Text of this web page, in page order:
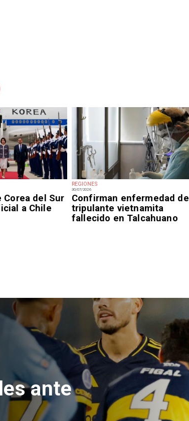
Corea del Sur
a Chile
REGIONES
30/07/2026
Confirman enfermedad de
tripulante vietnamita
fallecido en Talcahuano
da
drogas